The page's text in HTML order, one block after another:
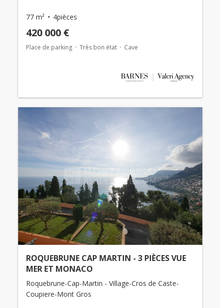
77 m² 4pièces
420 000 €
Place de parking Très bon état Cave
ROQUEBRUNE CAP MARTIN - 3 PIÈCES VUE
MER ET MONACO
Roquebrune-Cap-Martin - Village-Cros de Caste-
Coupiere-Mont Gros